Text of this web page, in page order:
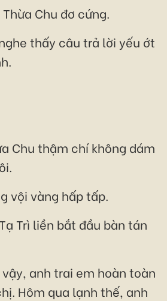
Chu đơ cứng.
thấy câu trả lời yếu ớt
Chu thậm chí không dám
vội vàng hấp tấp.
Trì liền bắt đầu bàn tán
anh trai em hoàn toàn
Hôm qua lạnh thế, anh